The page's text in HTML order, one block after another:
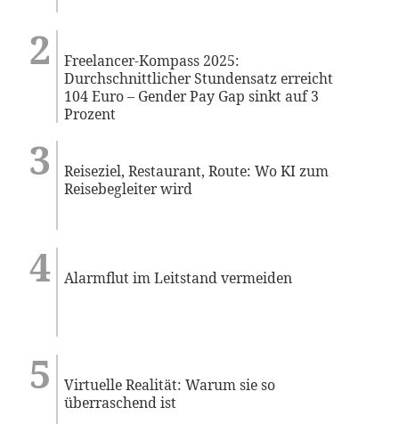
Freelancer-Kompass 2025:
Durchschnittlicher Stundensatz erreicht
104 Euro – Gender Pay Gap sinkt auf 3
Prozent
Reiseziel, Restaurant, Route: Wo KI zum
Reisebegleiter wird
Alarmflut im Leitstand vermeiden
Virtuelle Realität: Warum sie so
überraschend ist